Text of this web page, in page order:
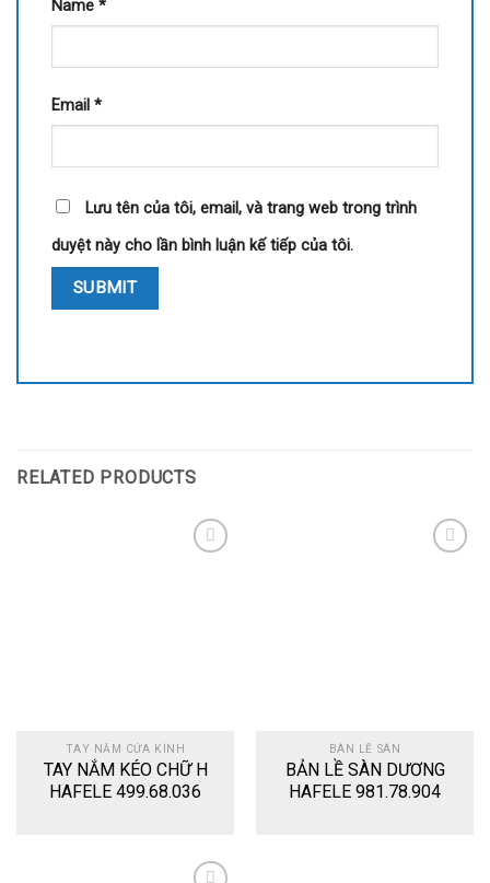
Name *
Email *
Lưu tên của tôi, email, và trang web trong trình
duyệt này cho lần bình luận kế tiếp của tôi.
RELATED PRODUCTS
TAY NẮM CỬA KÍNH
TAY NẮM KÉO CHỮ H
HAFELE 499.68.036
BÀN LỀ SÀN
BẢN LỀ SÀN DƯƠNG
HAFELE 981.78.904